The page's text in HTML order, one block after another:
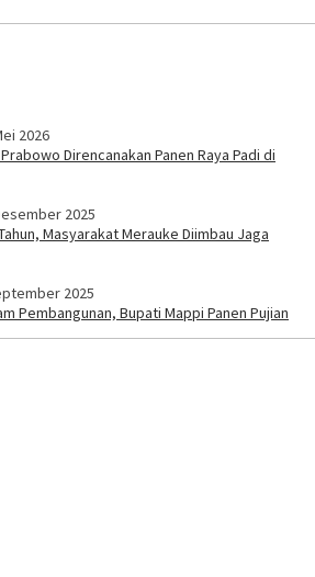
2026
Direncanakan Panen Raya Padi di
2025
Masyarakat Merauke Diimbau Jaga
2025
Pembangunan, Bupati Mappi Panen Pujian